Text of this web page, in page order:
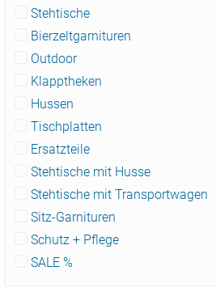
Stehtische
Bierzeltgarnituren
Outdoor
Klapptheken
Hussen
Tischplatten
Ersatzteile
Stehtische mit Husse
Stehtische mit Transportwagen
Sitz-Garnituren
Schutz + Pflege
SALE %